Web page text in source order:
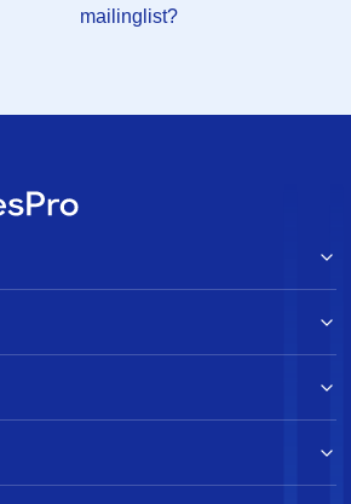
04:05:46mailinglist?